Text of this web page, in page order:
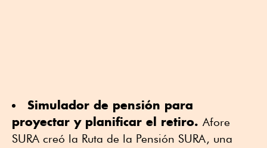
Simulador de pensión para
proyectar y planificar el retiro. Afore
SURA creó la Ruta de la Pensión SURA, una